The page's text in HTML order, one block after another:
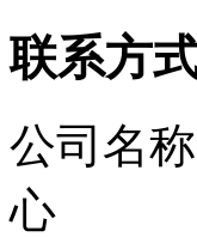
联系方
公司名
心